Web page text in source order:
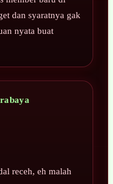
dan syaratnya gak
nyata buat
receh, eh malah